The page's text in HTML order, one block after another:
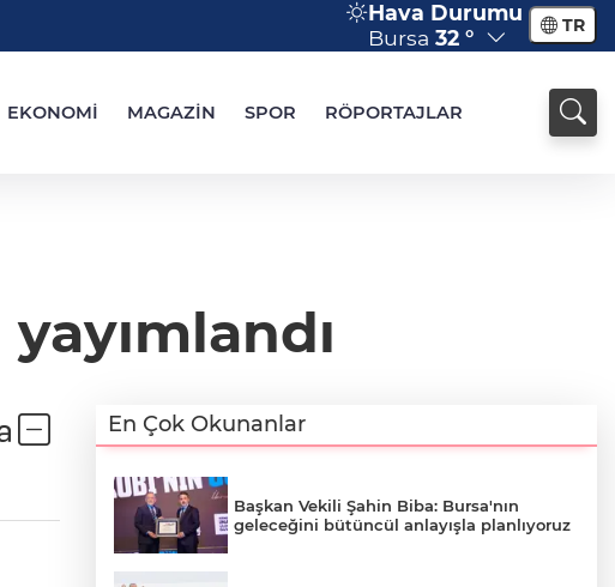
Hava Durumu
Bursa 32 ° TR
EKONOMİ MAGAZİN SPOR RÖPORTAJLAR
En Çok Okunanlar
Başkan Vekili Şahin Biba: Bursa'nın
geleceğini bütüncül anlayışla planlıyoruz